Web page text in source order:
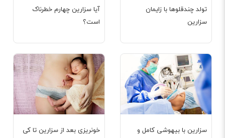
آیا سزارین چهارم خطرناک
است؟
تولد چندقلوها با زایمان
سزارین
خونریزی بعد از سزارین تا کی
سزارین با بیهوشی کامل و